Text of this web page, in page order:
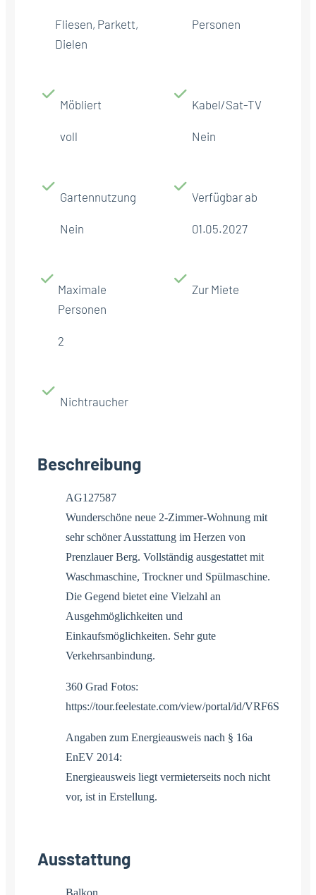
Fliesen, Parkett,
Dielen
Personen
Möbliert
voll
Kabel/Sat-TV
Nein
Gartennutzung
Nein
Verfügbar ab
01.05.2027
Maximale
Personen
2
Zur Miete
Nichtraucher
Beschreibung
AG127587
Wunderschöne neue 2-Zimmer-Wohnung mit
sehr schöner Ausstattung im Herzen von
Prenzlauer Berg. Vollständig ausgestattet mit
Waschmaschine, Trockner und Spülmaschine.
Die Gegend bietet eine Vielzahl an
Ausgehmöglichkeiten und
Einkaufsmöglichkeiten. Sehr gute
Verkehrsanbindung.
360 Grad Fotos:
https://tour.feelestate.com/view/portal/id/VRF6S
Angaben zum Energieausweis nach § 16a
EnEV 2014:
Energieausweis liegt vermieterseits noch nicht
vor, ist in Erstellung.
Ausstattung
Balkon